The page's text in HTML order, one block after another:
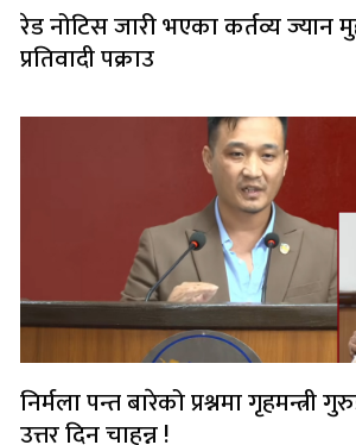
रेड नोटिस जारी भएका कर्तव्य ज्यान
प्रतिवादी पक्राउ
निर्मला पन्त बारेको प्रश्नमा
उत्तर दिन चाहन्न !